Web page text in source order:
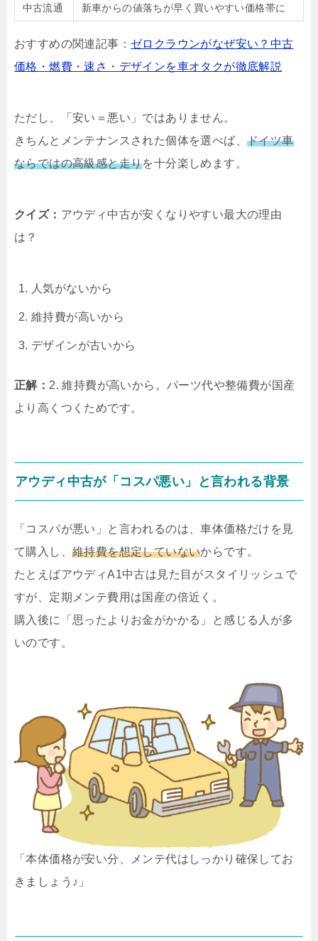
中古流通 新車からの値落ちが早く買いやすい価格帯に
おすすめの関連記事： ゼロクラウンがなぜ安い？中古
価格・燃費・速さ・デザインを車オタクが徹底解説
ただし、「安い＝悪い」ではありません。
きちんとメンテナンスされた個体を選べば、 ドイツ車
ならではの高級感と走りを十分楽しめます。
クイズ： アウディ中古が安くなりやすい最大の理由
は？
人気がないから
維持費が高いから
デザインが古いから
正解：2. 維持費が高いから。パーツ代や整備費が国産
より高くつくためです。
アウディ中古が「コスパ悪い」と言われる背景
「コスパが悪い」と言われるのは、車体価格だけを見
て購入し、 維持費を想定していないからです。
たとえばアウディA1中古は見た目がスタイリッシュで
すが、定期メンテ費用は国産の倍近く。
購入後に「思ったよりお金がかかる」と感じる人が多
いのです。
「本体価格が安い分、メンテ代はしっかり確保してお
きましょう♪」